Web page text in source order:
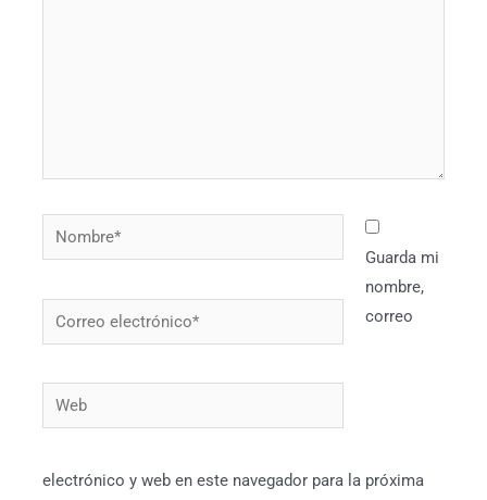
Nombre*
Correo
electrónico*
Web
Guarda mi
nombre,
correo
electrónico y web en este navegador para la próxima